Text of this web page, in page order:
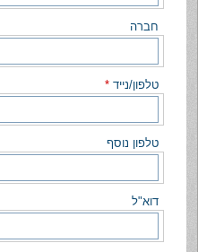
חברה
טלפון/נייד *
טלפון נוסף
דוא"ל